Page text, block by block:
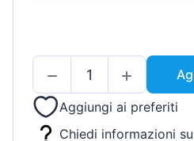
Aggiungi ai preferiti
Chiedi informazioni